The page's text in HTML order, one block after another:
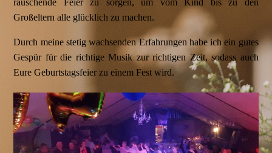
Großeltern alle glücklich zu machen.
Durch meine stetig wachsenden Erfahrungen habe ich ein gutes
Gespür für die richtige Musik zur richtigen Zeit, sodass auch
Eure Geburtstagsfeier zu einem Fest wird.